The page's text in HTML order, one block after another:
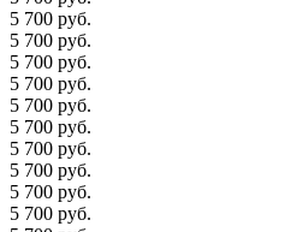
5 700 руб.
5 700 руб.
5 700 руб.
5 700 руб.
5 700 руб.
5 700 руб.
5 700 руб.
5 700 руб.
5 700 руб.
5 700 руб.